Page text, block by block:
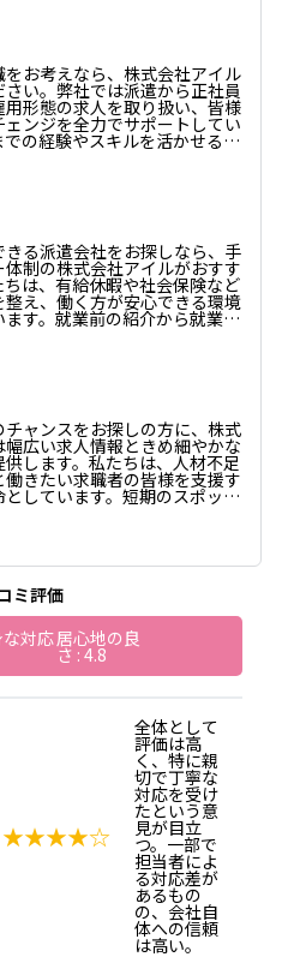
できます。ものづくりの楽し
ら、安定した収入を得るチャ
のある方はぜひお問い合わせ
地域で製造求人をお探しの
お任せです。
お考えなら、株式会社アイル
さい。弊社では派遣から正社員
用形態の求人を取り扱い、皆様
ェンジを全力でサポートしてい
での経験やスキルを活かせるお
意しており、即戦力として活
適なポジションをご紹介可能
金曜の8時30分から17時30分
ので、どうぞお気軽にご連絡
いスタートを心より応援いた
る派遣会社をお探しなら、手
制の株式会社アイルがおすす
は、有給休暇や社会保険など
整え、働く方が安心できる環境
ます。就業前の紹介から就業後
ャリア相談まで、スタッフ一
ますので安心してください。
見つけるお手伝いをしますの
にお問い合わせください。
ャンスをお探しの方に、株式
広い求人情報ときめ細やかな
します。私たちは、人材不足
働きたい求職者の皆様を支援す
としています。短期のスポット
レギュラーワークまで、さま
ングを行うため、初めての方
弊社のネットワークをご活用く
ご登録を心よりお待ちしてお
ミ評価
対応居心地の良
さ : 4.8
★★★★☆
全体として
評価は高
く、特に親
切で丁寧な
対応を受け
たという意
見が目立
つ。一部で
担当者によ
る対応差が
あるもの
の、会社自
体への信頼
は高い。